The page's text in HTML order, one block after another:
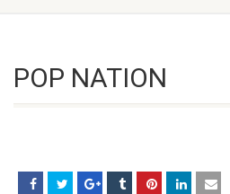
POP NATION